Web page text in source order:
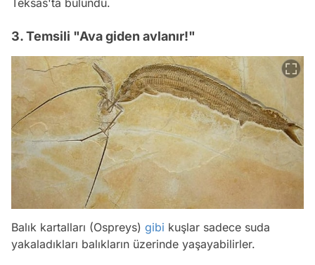
3. Temsili "Ava giden avlanır!"
Balık kartalları (Ospreys) gibi kuşlar sadece suda
yakaladıkları balıkların üzerinde yaşayabilirler.